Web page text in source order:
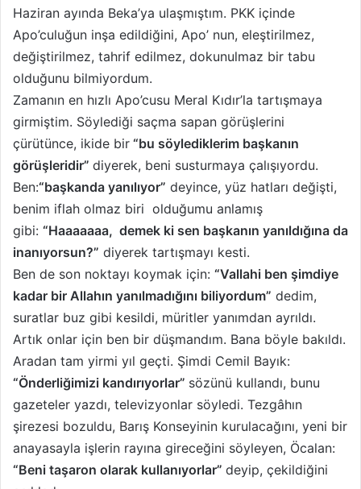
Haziran ayında Beka’ya ulaşmıştım. PKK içinde
Apo’culuğun inşa edildiğini, Apo’ nun, eleştirilmez,
değiştirilmez, tahrif edilmez, dokunulmaz bir tabu
olduğunu bilmiyordum.
Zamanın en hızlı Apo’cusu Meral Kıdır’la tartışmaya
girmiştim. Söylediği saçma sapan görüşlerini
çürütünce, ikide bir “bu söylediklerim başkanın
görüşleridir” diyerek, beni susturmaya çalışıyordu.
Ben:“başkanda yanılıyor” deyince, yüz hatları değişti,
benim iflah olmaz biri olduğumu anlamış
gibi: “Haaaaaaa, demek ki sen başkanın yanıldığına da
inanıyorsun?” diyerek tartışmayı kesti.
Ben de son noktayı koymak için: “Vallahi ben şimdiye
kadar bir Allahın yanılmadığını biliyordum” dedim,
suratlar buz gibi kesildi, müritler yanımdan ayrıldı.
Artık onlar için ben bir düşmandım. Bana böyle bakıldı.
Aradan tam yirmi yıl geçti. Şimdi Cemil Bayık:
“Önderliğimizi kandırıyorlar” sözünü kullandı, bunu
gazeteler yazdı, televizyonlar söyledi. Tezgâhın
şirezesi bozuldu, Barış Konseyinin kurulacağını, yeni bir
anayasayla işlerin rayına gireceğini söyleyen, Öcalan:
“Beni taşaron olarak kullanıyorlar” deyip, çekildiğini